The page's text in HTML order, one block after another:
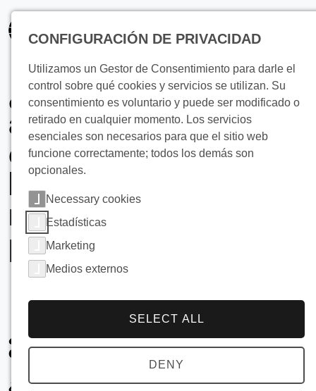
principal
¿Necesita enfriar
alimentos con
elevados requisitos
higiénicos lo más
rápidamente
posible?
¿Desea enfriar alimentos próximos a la
congelación?
¿Debe hacerlo lo más rápidamente posible y sin
CONFIGURACIÓN DE PRIVACIDAD
Utilizamos un Gestor de Consentimiento para darle el
control sobre qué cookies y servicios se utilizan. Su
consentimiento es voluntario y puede ser modificado o
retirado en cualquier momento. Los servicios
esenciales son necesarios para que el sitio web
funcione correctamente; todos los demás son
opcionales.
Necessary cookies
Estadísticas
Marketing
Medios externos
SELECT ALL
DENY